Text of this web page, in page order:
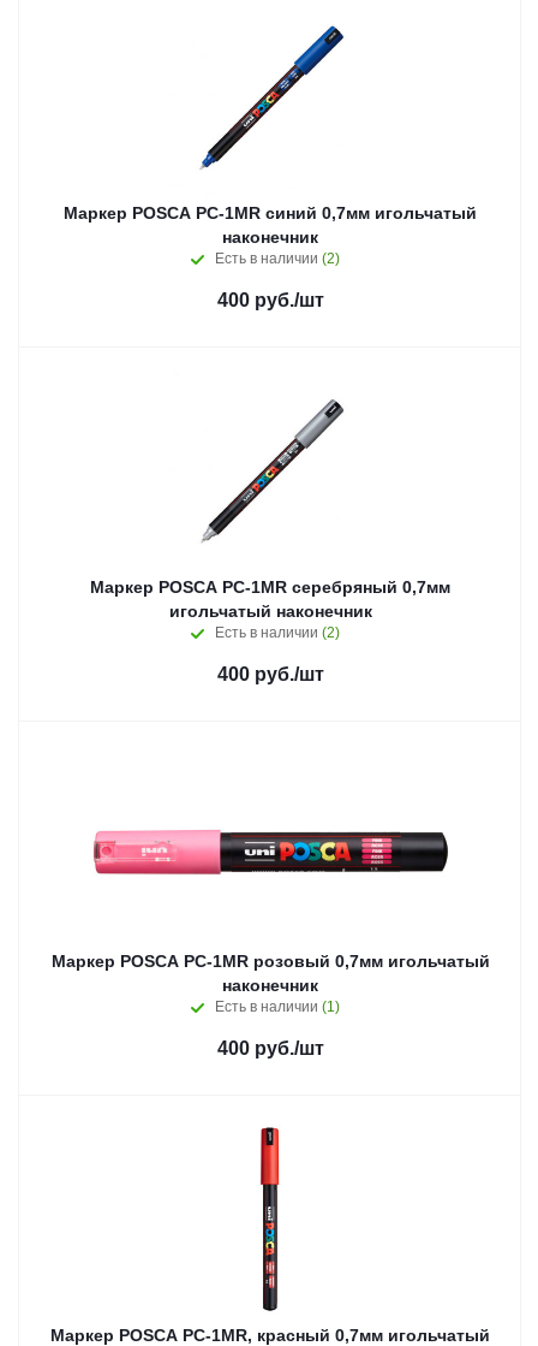
Маркер POSCA PC-1MR синий 0,7мм игольчатый
наконечник
Есть в наличии (2)
400руб./шт
Маркер POSCA PC-1MR серебряный 0,7мм
игольчатый наконечник
Есть в наличии (2)
400руб./шт
Маркер POSCA PC-1MR розовый 0,7мм игольчатый
наконечник
Есть в наличии (1)
400руб./шт
Маркер POSCA PC-1MR, красный 0,7мм игольчатый